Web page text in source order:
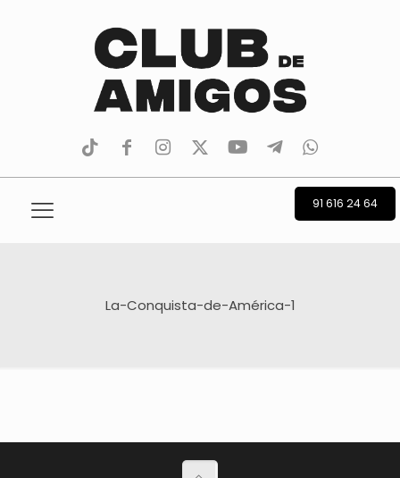
tiktokfacebookinstagram
TwitterYoutubeTelegramwhatsapp
91 616 24 64
La-Conquista-de-América-1